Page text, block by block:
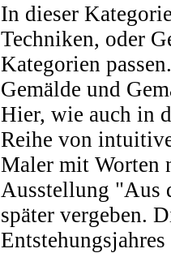
In dieser
Techniken, oder
Kategorien
Gemälde und
Hier, wie auch in
Reihe von
Maler mit Worten
Ausstellung "Aus
später vergeben.